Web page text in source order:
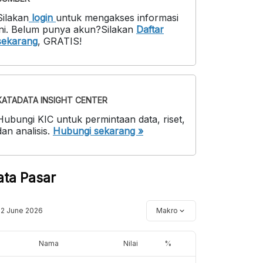
login untuk mengakses informasi
. Belum punya akun?Silakan Daftar
, GRATIS!
INSIGHT CENTER
KIC untuk permintaan data, riset,
analisis. Hubungi sekarang »
Pasar
June 2026 Makro
Nama Nilai %